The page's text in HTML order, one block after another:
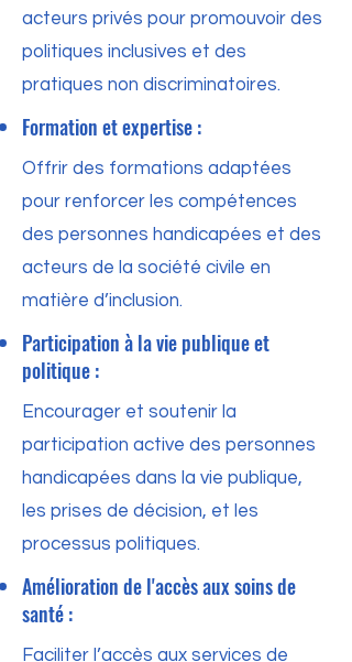
acteurs privés pour promouvoir des
politiques inclusives et des
pratiques non discriminatoires.
Formation et expertise :
Offrir des formations adaptées
pour renforcer les compétences
des personnes handicapées et des
acteurs de la société civile en
matière d’inclusion.
Participation à la vie publique et
politique :
Encourager et soutenir la
participation active des personnes
handicapées dans la vie publique,
les prises de décision, et les
processus politiques.
Amélioration de l'accès aux soins de
santé :
Faciliter l’accès aux services de